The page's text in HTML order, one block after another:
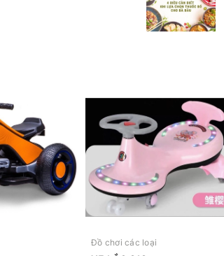
Đồ chơi các loại